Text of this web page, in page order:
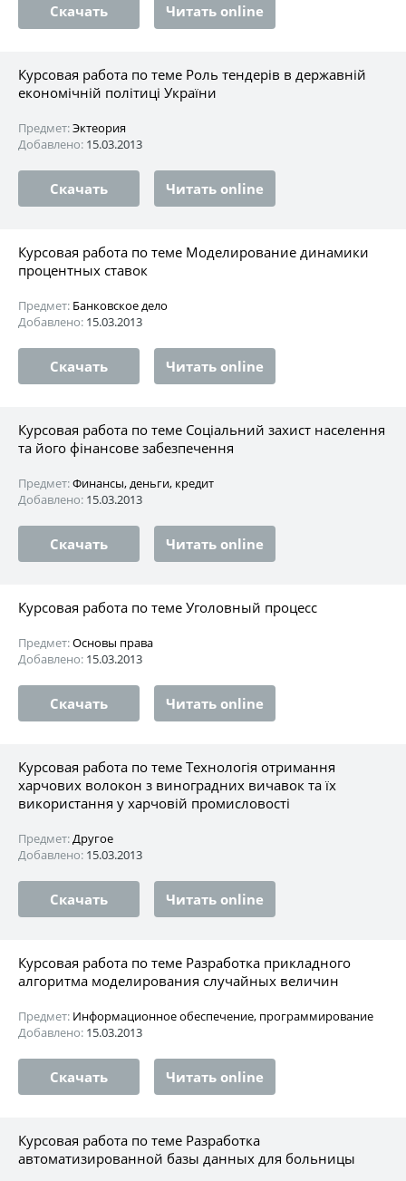
Скачать Читать online
Курсовая работа по теме Роль тендерів в державній
економічній політиці України
Предмет:Эктеория
Добавлено: 15.03.2013
Скачать Читать online
Курсовая работа по теме Моделирование динамики
процентных ставок
Предмет: Банковское дело
Добавлено: 15.03.2013
Скачать Читать online
Курсовая работа по теме Соціальний захист населення
та його фінансове забезпечення
Предмет:Финансы, деньги, кредит
Добавлено: 15.03.2013
Скачать Читать online
Курсовая работа по теме Уголовный процесс
Предмет:Основы права
Добавлено: 15.03.2013
Скачать Читать online
Курсовая работа по теме Технологія отримання
харчових волокон з виноградних вичавок та їх
використання у харчовій промисловості
Предмет:Другое
Добавлено: 15.03.2013
Скачать Читать online
Курсовая работа по теме Разработка прикладного
алгоритма моделирования случайных величин
Предмет: Информационное обеспечение, программирование
Добавлено: 15.03.2013
Скачать Читать online
Курсовая работа по теме Разработка
автоматизированной базы данных для больницы